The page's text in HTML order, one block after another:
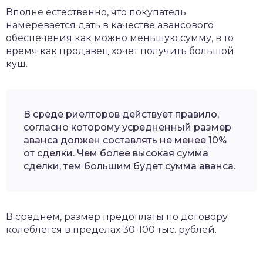
Вполне естественно, что покупатель
намеревается дать в качестве авансового
обеспечения как можно меньшую сумму, в то
время как продавец хочет получить большой
куш.
В среде риелторов действует правило,
согласно которому усредненный размер
аванса должен составлять не менее 10%
от сделки. Чем более высокая сумма
сделки, тем большим будет сумма аванса.
В среднем, размер предоплаты по договору
колеблется в пределах 30-100 тыс. рублей.